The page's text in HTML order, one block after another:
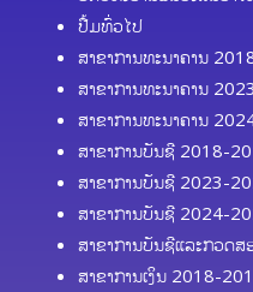
ປື້ມທົ່ວໄປ
ສາຂາການທະນາຄານ
ສາຂາການທະນາຄານ
ສາຂາການທະນາຄານ
ສາຂາການບັນຊີ 2018-
ສາຂາການບັນຊີ 2023-
ສາຂາການບັນຊີ 2024-
ສາຂາການບັນຊີແລະກວດ
ສາຂາການເງິນ 2018-